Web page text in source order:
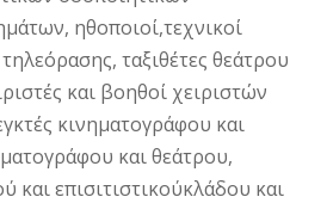
ηθοποιοί,τεχνικοί
ταξιθέτες θεάτρου
και βοηθοί χειριστών
κινηµατογράφου και
και θεάτρου,
και επισιτιστικούκλάδου και